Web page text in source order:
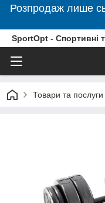
Розпродаж лише
SportOpt - Спортивні
Товари та послуги